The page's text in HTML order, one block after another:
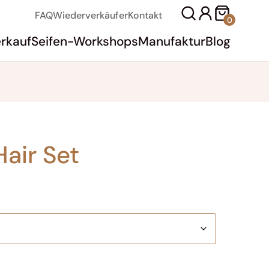
FAQWiederverkäuferKontakt 0
Seifen-WorkshopsManufakturBlog
Set